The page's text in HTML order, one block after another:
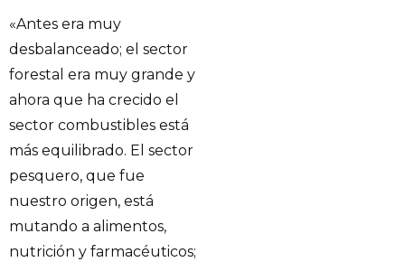
«Antes era muy
desbalanceado; el sector
forestal era muy grande y
ahora que ha crecido el
sector combustibles está
más equilibrado. El sector
pesquero, que fue
nuestro origen, está
mutando a alimentos,
nutrición y farmacéuticos;